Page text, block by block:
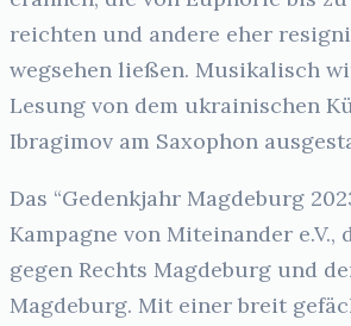
reichten und andere eher
wegsehen ließen. Musikalisch
Lesung von dem ukrainischen
Ibragimov am Saxophon
Das “Gedenkjahr Magdeburg
Kampagne von Miteinander e.V.,
gegen Rechts Magdeburg und
Magdeburg. Mit einer breit